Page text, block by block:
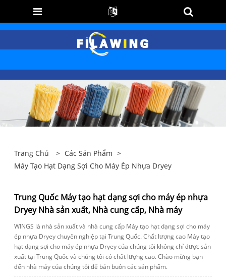
Trang Chủ > Các Sản Phẩm >
Máy Tạo Hạt Dạng Sợi Cho Máy Ép Nhựa Dryey
Trung Quốc Máy tạo hạt dạng sợi cho máy ép nhựa
Dryey Nhà sản xuất, Nhà cung cấp, Nhà máy
WINGS là nhà sản xuất và nhà cung cấp Máy tạo hạt dạng sợi cho máy
ép nhựa Dryey chuyên nghiệp tại Trung Quốc. Chất lượng cao Máy tạo
hạt dạng sợi cho máy ép nhựa Dryey của chúng tôi không chỉ được sản
xuất tại Trung Quốc và chúng tôi có chất lượng cao. Chào mừng bạn
đến nhà máy của chúng tôi để bán buôn các sản phẩm.